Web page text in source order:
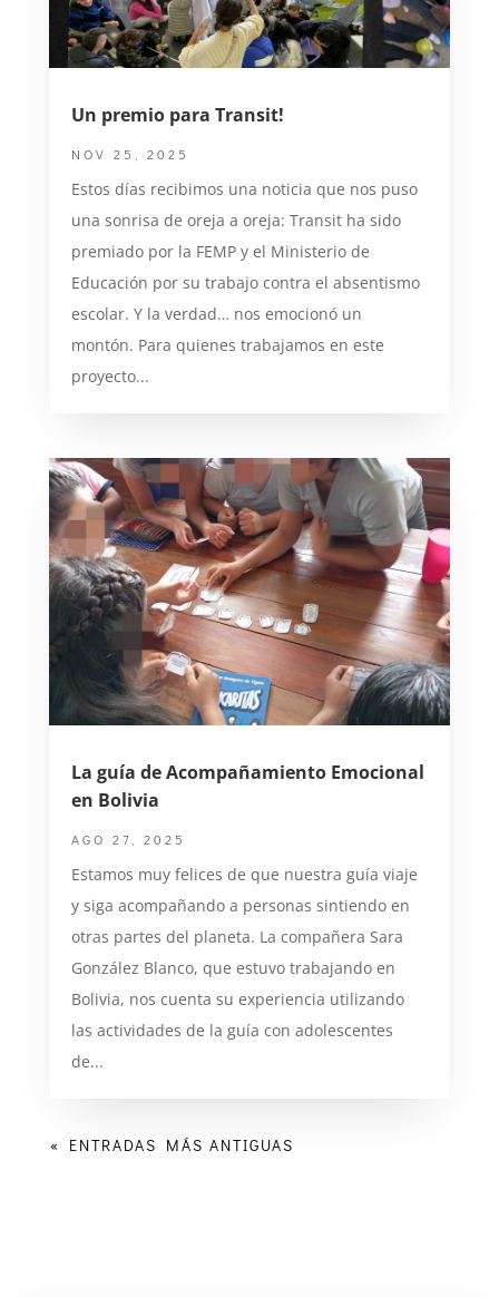
Un premio para Transit!
NOV 25, 2025
Estos días recibimos una noticia que nos puso
una sonrisa de oreja a oreja: Transit ha sido
premiado por la FEMP y el Ministerio de
Educación por su trabajo contra el absentismo
escolar. Y la verdad… nos emocionó un
montón. Para quienes trabajamos en este
proyecto...
La guía de Acompañamiento Emocional
en Bolivia
AGO 27, 2025
Estamos muy felices de que nuestra guía viaje
y siga acompañando a personas sintiendo en
otras partes del planeta. La compañera Sara
González Blanco, que estuvo trabajando en
Bolivia, nos cuenta su experiencia utilizando
las actividades de la guía con adolescentes
de...
« ENTRADAS MÁS ANTIGUAS